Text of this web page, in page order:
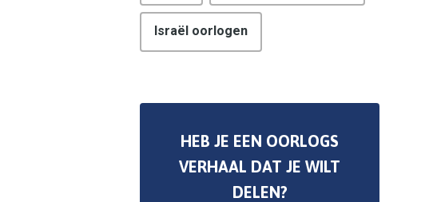
Israël oorlogen
HEB JE EEN OORLOGS
VERHAAL DAT JE WILT
DELEN?